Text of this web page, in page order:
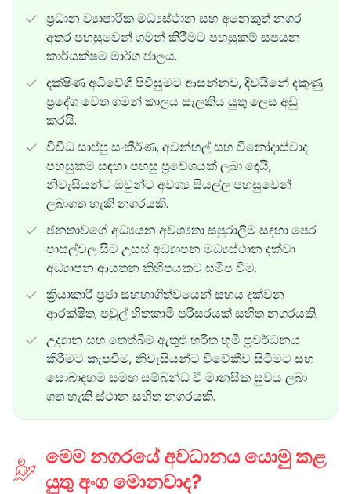
ප්‍රධාන ව්‍යාපාරික මධ්‍යස්ථාන සහ අනෙකුත් නගර
අතර පහසුවෙන් ගමන් කිරීමට පහසුකම් සපයන
කාර්යක්ෂම මාර්ග ජාලය.
දක්ෂිණ අධිවේගී පිවිසුමට ආසන්නව, දිවයිනේ දකුණු
ප්‍රදේශ වෙත ගමන් කාලය සැලකිය යුතු ලෙස අඩු
කරයි.
විවිධ සාප්පු සංකීර්ණ, අවන්හල් සහ විනෝදාස්වාද
පහසුකම් සඳහා පහසු ප්‍රවේශයක් ලබා දෙයි,
නිවැසියන්ට ඔවුන්ට අවශ්‍ය සියල්ල පහසුවෙන්
ලබාගත හැකි නගරයකි.
ජනතාවගේ අධ්‍යයන අවශ්‍යතා සපුරාලීම සඳහා පෙර
පාසල්වල සිට උසස් අධ්‍යාපන මධ්‍යස්ථාන දක්වා
අධ්‍යාපන ආයතන කිහිපයකට සමීප වීම.
ක්‍රියාකාරී ප්‍රජා සහභාගීත්වයෙන් සහය දක්වන
ආරක්ෂිත, පවුල් හිතකාමී පරිසරයක් සහිත නගරයකි.
උද්‍යාන සහ තෙත්බිම් ඇතුළු හරිත භූමි ප්‍රවර්ධනය
කිරීමට කැපවීම, නිවැසියන්ට විවේකීව සිටීමට සහ
සොබාදහම සමඟ සම්බන්ධ වී මානසික සුවය ලබා
ගත හැකි ස්ථාන සහිත නගරයකි.
මෙම නගරයේ අවධානය යොමු කළ
යුතු අංග මොනවාද?